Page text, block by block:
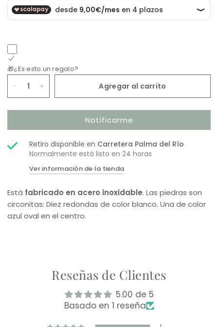
🎁¿Es esto un regalo?
Agregar al carrito
Notificarme
Retiro disponible en Carretera Palma del Río
Normalmente está listo en 24 horas
Ver información de la tienda
Está fabricado en acero inoxidable. Las piedras son
circonitas: Diez redondas de color blanco. Una de color
azul oval en el centro.
Reseñas de Clientes
5.00 de 5
Basado en 1 reseña